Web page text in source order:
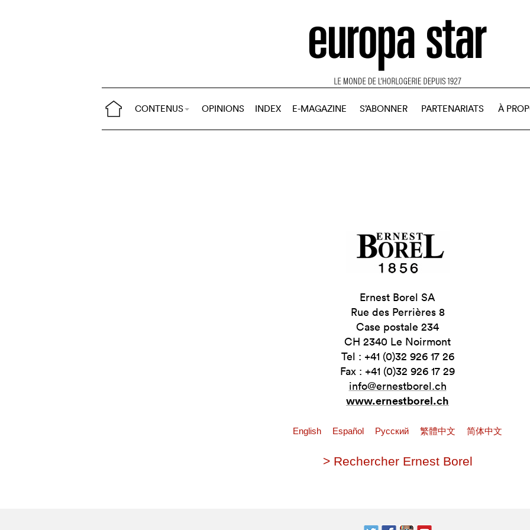
CONTENUS OPINIONS INDEX E-MAGAZINE S’ABONNER PARTENARIATS À
Ernest Borel SA
Rue des Perrières 8
Case postale 234
CH 2340 Le Noirmont
Tel : +41 (0)32 926 17 26
Fax : +41 (0)32 926 17 29
info@ernestborel.ch
www.ernestborel.ch
English Español Pусский 繁體中文 简体中文
> Rechercher Ernest Borel